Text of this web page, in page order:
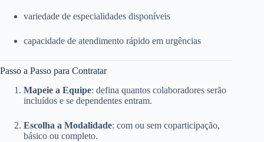
variedade de especialidades disponíveis
capacidade de atendimento rápido em urgências
Passo a Passo para Contratar
Mapeie a Equipe: defina quantos colaboradores serão
incluídos e se dependentes entram.
Escolha a Modalidade: com ou sem coparticipação,
básico ou completo.